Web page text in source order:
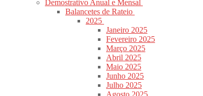
Demostrativo Anual e Mensal
Balancetes de Rateio
2025
Janeiro 2025
Fevereiro 2025
Março 2025
Abril 2025
Maio 2025
Junho 2025
Julho 2025
Agosto 2025